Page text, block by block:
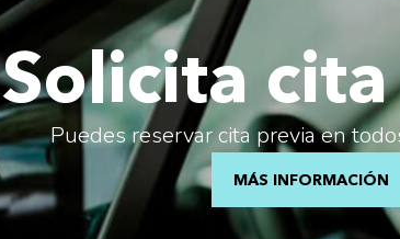
Solicita
Puedes reservar cita previa en
MÁS INFORMACIÓN